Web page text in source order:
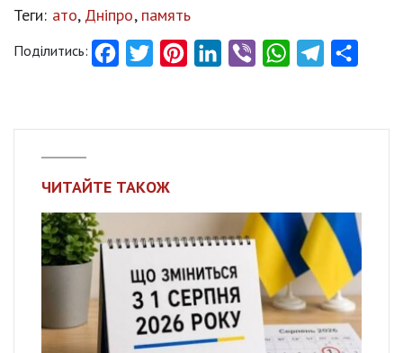
Теги: ато, Дніпро, память
Поділитись: FacebookTwitter PinterestLinkedInViber WhatsAppTelegram
ЧИТАЙТЕ ТАКОЖ